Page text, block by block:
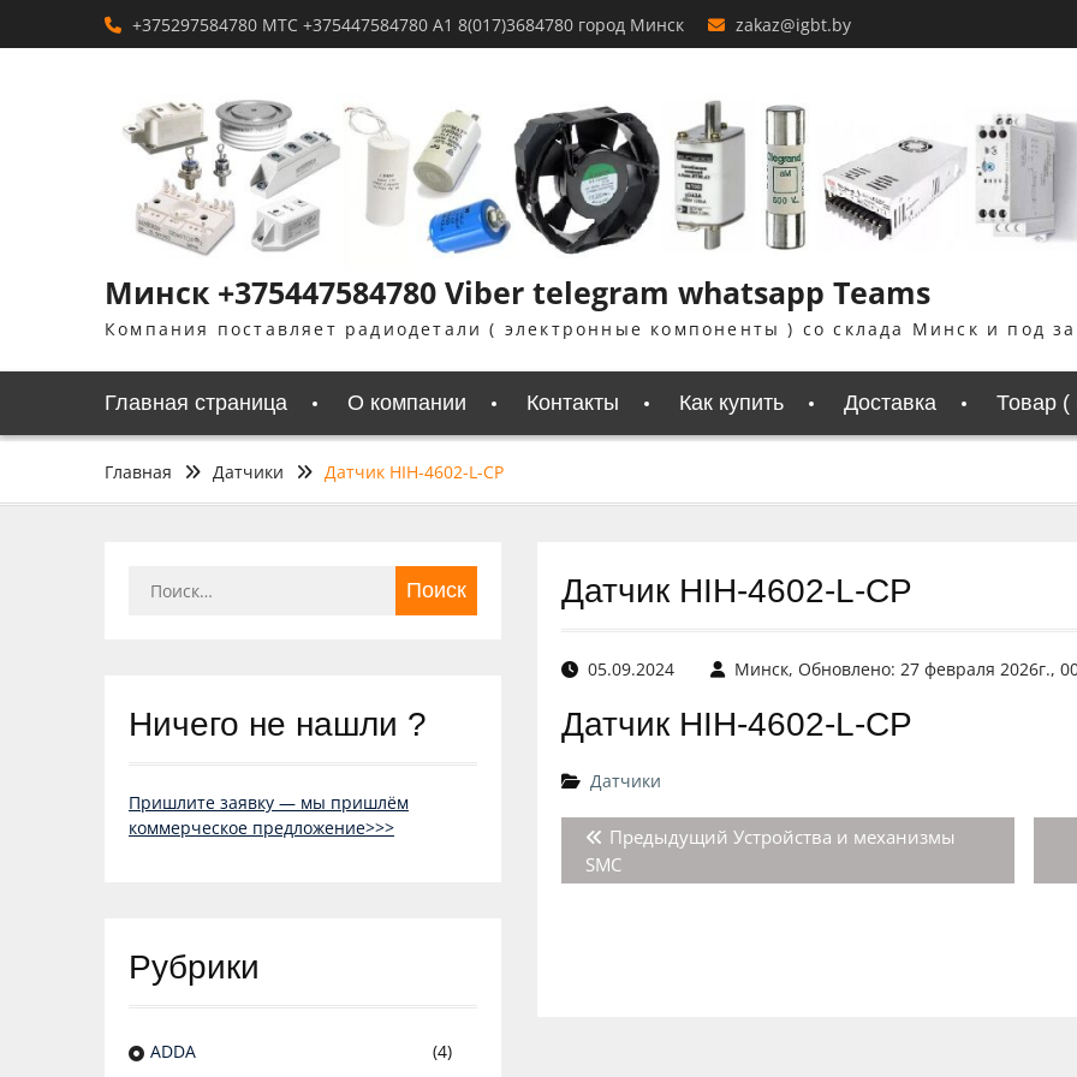
+375297584780 MTC +375447584780 A1 8(017)3684780 город Минск zakaz@igbt.by
Минск +375447584780 Viber telegram whatsapp Teams
Компания поставляет радиодетали ( электронные компоненты ) со склада Минск и под
Главная страница О компании Контакты Как купить Доставка Товар (
Главная Датчики Датчик HIH-4602-L-CP
Датчик HIH-4602-L-CP
05.09.2024 Минск, Обновлено: 27 февраля 2026г.,
Датчик HIH-4602-L-CP
Датчики
Навигация
по
Предыдущий Предыдущая
Устройства и механизмы
SMC
Ничего не нашли ?
Пришлите заявку — мы пришлём
коммерческое предложение>>>
Рубрики
ADDA
(4)